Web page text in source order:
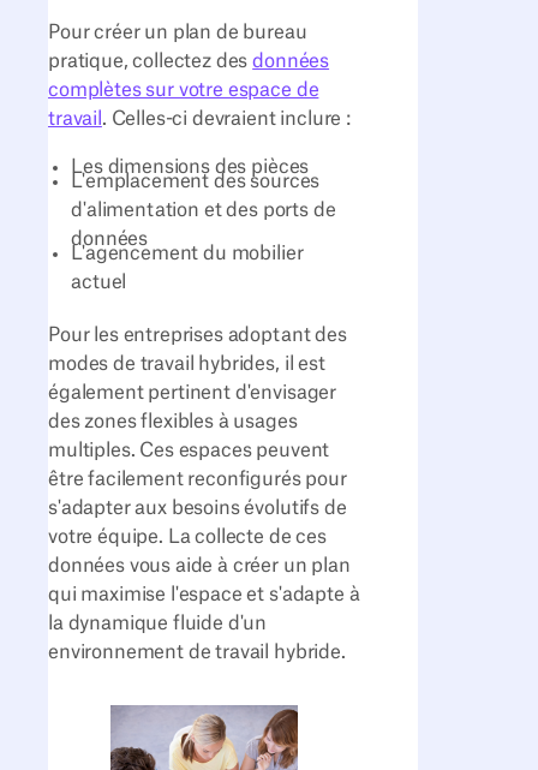
Pour créer un plan de bureau
pratique, collectez desdonnées
complètes sur votre espace de
travail . Celles-ci devraient inclure :
Les dimensions des pièces
L'emplacement des sources
d'alimentation et des ports de
données
L'agencement du mobilier
actuel
Pour les entreprises adoptant des
modes de travail hybrides, il est
également pertinent d'envisager
des zones flexibles à usages
multiples. Ces espaces peuvent
être facilement reconfigurés pour
s'adapter aux besoins évolutifs de
votre équipe. La collecte de ces
données vous aide à créer un plan
qui maximise l'espace et s'adapte à
la dynamique fluide d'un
environnement de travail hybride.